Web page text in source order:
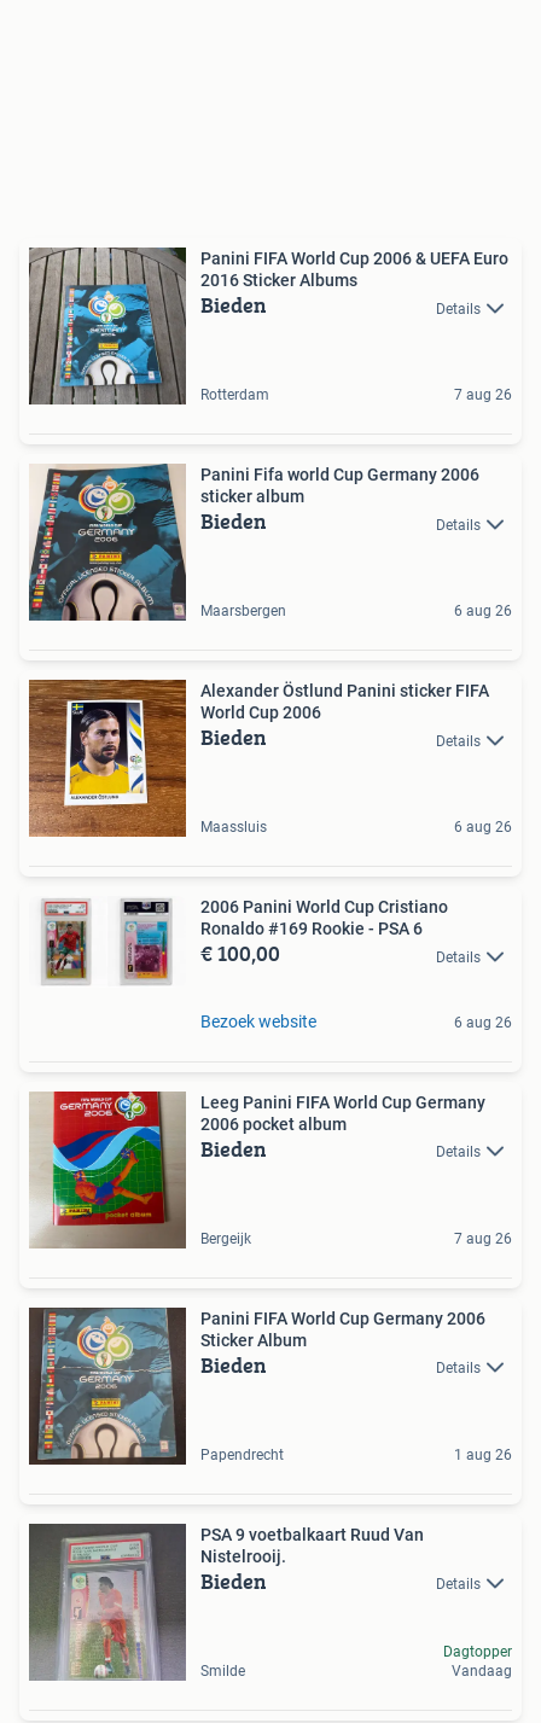
Panini FIFA World Cup 2006 & UEFA Euro
2016 Sticker Albums
Bieden Details
Rotterdam 7 aug 26
Panini Fifa world Cup Germany 2006
sticker album
Bieden Details
Maarsbergen 6 aug 26
Alexander Östlund Panini sticker FIFA
World Cup 2006
Bieden Details
Maassluis 6 aug 26
2006 Panini World Cup Cristiano
Ronaldo #169 Rookie - PSA 6
€ 100,00 Details
Bezoek website 6 aug 26
Leeg Panini FIFA World Cup Germany
2006 pocket album
Bieden Details
Bergeijk 7 aug 26
Panini FIFA World Cup Germany 2006
Sticker Album
Bieden Details
Papendrecht 1 aug 26
PSA 9 voetbalkaart Ruud Van
Nistelrooij.
Bieden Details
Smilde
Dagtopper
Vandaag